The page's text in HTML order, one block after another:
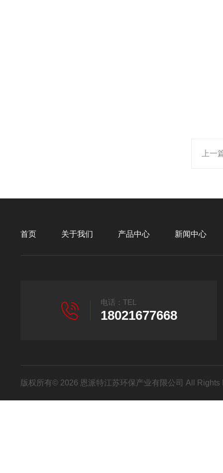
上一
首页 关于我们 产品中心 新闻中心
电话：TEL
18021677668
版权所有© 2026 恩派特江苏环保产业有限公司 All